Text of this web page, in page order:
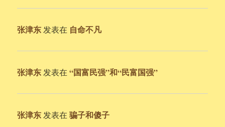
张津东 发表在 自命不凡
张津东 发表在“国富民强”和“民富国强”
张津东 发表在骗子和傻子